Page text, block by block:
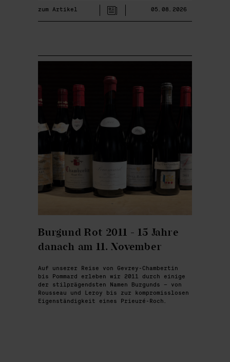
zum Artikel 05.08.2026
Burgund Rot 2011 - 15 Jahre
danach am 11. November
Auf unserer Reise von Gevrey-Chambertin
bis Pommard erleben wir 2011 durch einige
der stilprägendsten Namen Burgunds – von
Rousseau und Leroy bis zur kompromisslosen
Eigenständigkeit eines Prieuré-Roch.